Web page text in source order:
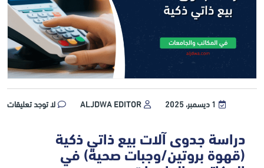
1 ديسمبر، 2025 ALJDWA EDITOR لا توجد تعليقات
دراسة جدوى آلات بيع ذاتي ذكية
(قهوة بروتين/وجبات صحية) في